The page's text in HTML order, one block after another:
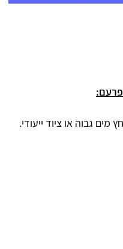
מים גבוה או ציוד ייעודי.